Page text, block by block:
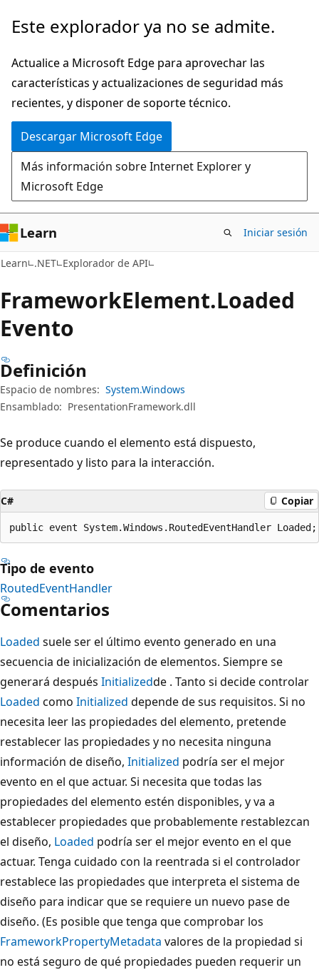
Ir
contenido
principal
Ir
la
navegación
en
la
página
Este explorador ya no se admite.
Actualice a Microsoft Edge para aprovechar las
características y actualizaciones de seguridad más
recientes, y disponer de soporte técnico.
Descargar Microsoft Edge
Más información sobre Internet Explorer y
Microsoft Edge
Learn Iniciar sesión
Learn .NET Explorador de API
FrameworkElement.Loaded
Evento
Definición
Espacio de nombres: System.Windows
Ensamblado: PresentationFramework.dll
Se produce cuando el elemento está dispuesto,
representado y listo para la interacción.
C# Copiar
public event System.Windows.RoutedEventHandler Loaded;
Tipo de evento
RoutedEventHandler
Comentarios
Loaded suele ser el último evento generado en una
secuencia de inicialización de elementos. Siempre se
generará después Initializedde . Tanto si decide controlar
Loaded como Initialized depende de sus requisitos. Si no
necesita leer las propiedades del elemento, pretende
restablecer las propiedades y no necesita ninguna
información de diseño, Initialized podría ser el mejor
evento en el que actuar. Si necesita que todas las
propiedades del elemento estén disponibles, y va a
establecer propiedades que probablemente restablezcan
el diseño, Loaded podría ser el mejor evento en el que
actuar. Tenga cuidado con la reentrada si el controlador
restablece las propiedades que interpreta el sistema de
diseño para indicar que se requiere un nuevo pase de
diseño. (Es posible que tenga que comprobar los
FrameworkPropertyMetadata valores de la propiedad si
no está seguro de qué propiedades pueden requerir un